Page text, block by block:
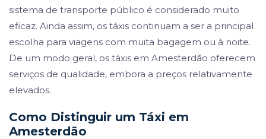
sistema de transporte público é considerado muito
eficaz. Ainda assim, os táxis continuam a ser a principal
escolha para viagens com muita bagagem ou à noite.
De um modo geral, os táxis em Amesterdão oferecem
serviços de qualidade, embora a preços relativamente
elevados.
Como Distinguir um Táxi em
Amesterdão